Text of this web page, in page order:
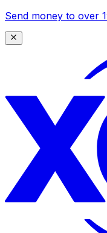
Send money to over